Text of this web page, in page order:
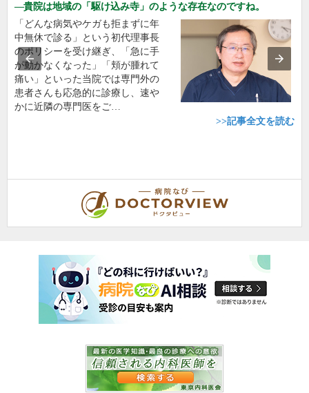
貴院は地域の「駆け込み寺」のような存在なのですね。
「どんな病気やケガも拒まずに年
中無休で診る」という初代理事長
のポリシーを受け継ぎ、「急に手
が動かなくなった」「頬が腫れて
痛い」といった当院では専門外の
患者さんも応急的に診療し、速や
かに近隣の専門医をご…
>>記事全文を読む